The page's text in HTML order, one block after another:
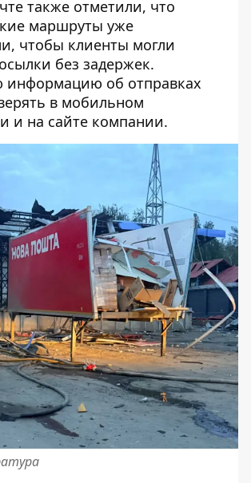
также отметили, что
маршруты уже
чтобы клиенты могли
без задержек.
информацию об отправках
в мобильном
и на сайте компании.